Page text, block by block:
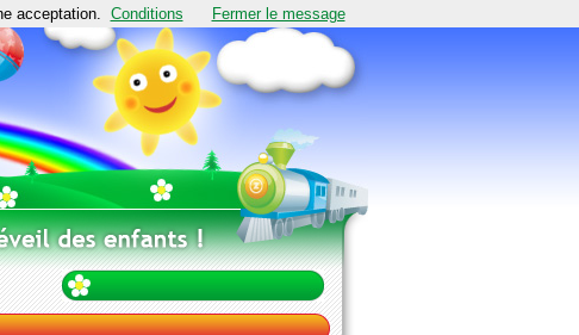
acceptation. Conditions Fermer le message